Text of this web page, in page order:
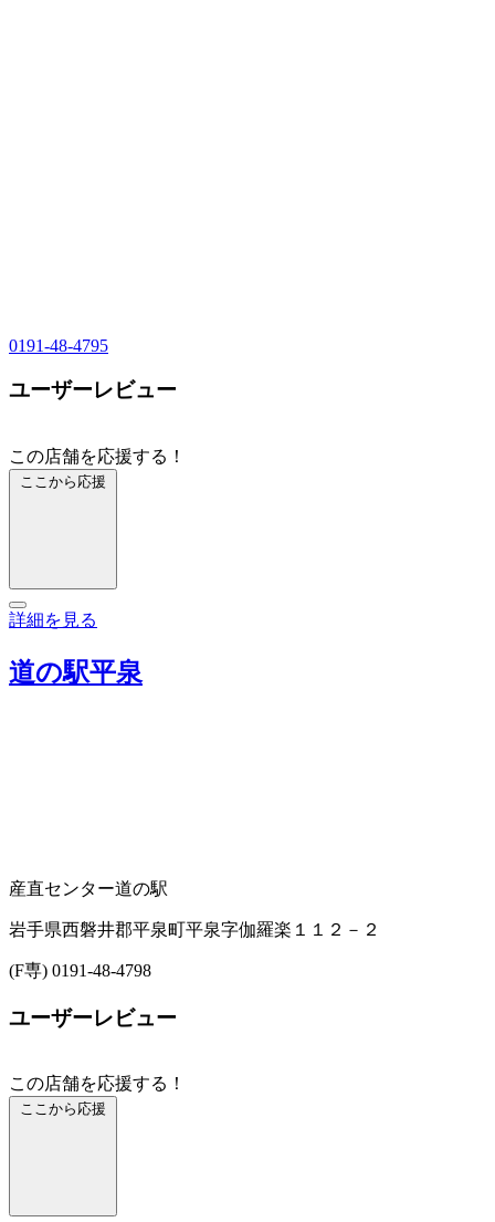
0191-48-4795
ユーザーレビュー
この店舗を応援する！
ここから応援
詳細を見る
道の駅平泉
産直センター道の駅
岩手県西磐井郡平泉町平泉字伽羅楽１１２－２
(F専) 0191-48-4798
ユーザーレビュー
この店舗を応援する！
ここから応援